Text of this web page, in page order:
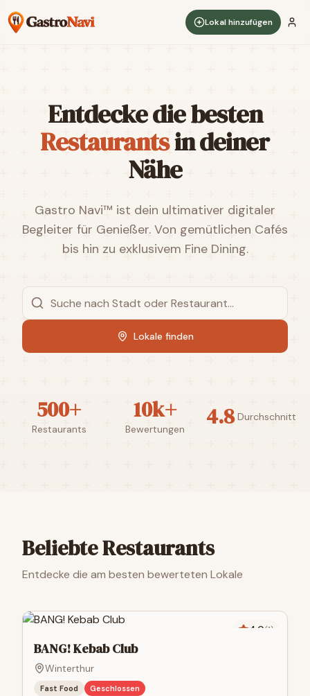
Lokal hinzufügen
Entdecke die besten
Restaurantsin deiner
Nähe
Gastro Navi™ ist dein ultimativer digitaler
Begleiter für Genießer. Von gemütlichen Cafés
bis hin zu exklusivem Fine Dining.
Lokale finden
500+
Restaurants
10k+
Bewertungen 4.8 Durchschnitt
Beliebte Restaurants
Entdecke die am besten bewerteten Lokale
4.0(1)
BANG! Kebab Club
Winterthur
Fast Food Geschlossen